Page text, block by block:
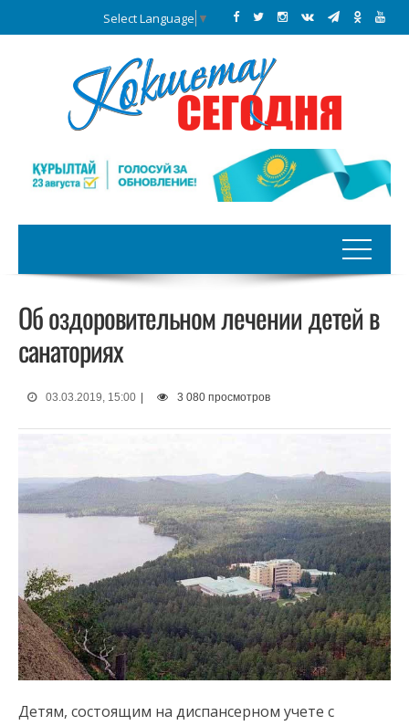
Select Language ▼
Об оздоровительном лечении детей в
санаториях
03.03.2019, 15:00 3 080 просмотров
Детям, состоящим на диспансерном учете с